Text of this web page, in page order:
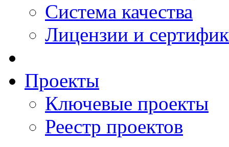
Система качества
Лицензии и
Проекты
Ключевые проекты
Реестр проектов